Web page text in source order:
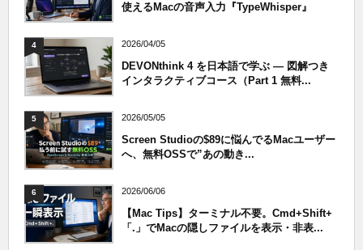
使えるMacの音声入力『TypeWhisper』
4 2026/04/05
DEVONthink 4 を日本語で学ぶ — 図解つき
インタラクティブコース（Part 1 無料...
5 2026/05/05
Screen Studioの$89に悩んでるMacユーザー
へ、無料OSSで”あの動き...
6 2026/06/06
【Mac Tips】ターミナル不要。Cmd+Shift+
「.」でMacの隠しファイルを表示・非表...